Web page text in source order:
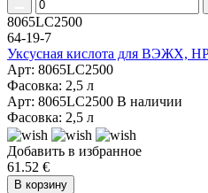
8065LC2500
64-19-7
Уксусная кислота для ВЭЖХ,
Арт: 8065LC2500
Фасовка: 2,5 л
Арт: 8065LC2500 В наличии
Фасовка: 2,5 л
Добавить в избранное
61.52 €
В корзину